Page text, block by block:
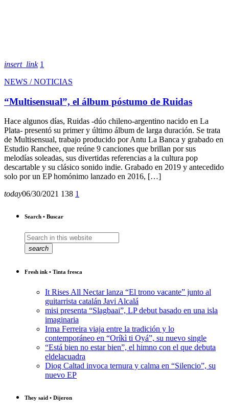
insert_link 1
NEWS / NOTICIAS
“Multisensual”, el álbum póstumo de Ruidas
Hace algunos días, Ruidas -dúo chileno-argentino nacido en La
Plata- presentó su primer y último álbum de larga duración. Se trata
de Multisensual, trabajo producido por Antu La Banca y grabado en
Estudio Ranchee, que reúne 9 canciones que brillan por sus
melodías soleadas, sus divertidas referencias a la cultura pop
descartable y su clásico sonido indie. Grabado en 2019 y antecedido
solo por un EP homónimo lanzado en 2016, […]
today06/30/2021 138 1
Search • Buscar
search
Fresh ink • Tinta fresca
It Rises All Nectar lanza “El trono vacante” junto al
guitarrista catalán Javi Alcalá
misi presenta “Slagbaai”, LP debut basado en una isla
imaginaria
Irma Ferreira viaja entre la tradición y lo
contemporáneo en “Oríkì ti Oyá”, su nuevo single
“Está bien no estar bien”, el himno con el que debuta
eldelacuadra
Diog Caltad invoca ternura y calma en “Silencio”, su
nuevo EP
They said • Dijeron